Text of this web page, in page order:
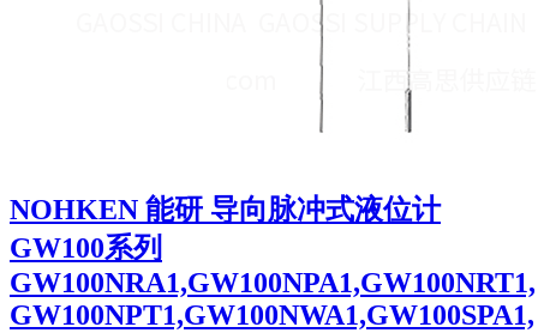
NOHKEN 能研 导向脉冲式液位计
GW100系列
GW100NRA1,GW100NPA1,GW100NRT1,
GW100NPT1,GW100NWA1,GW100SPA1,